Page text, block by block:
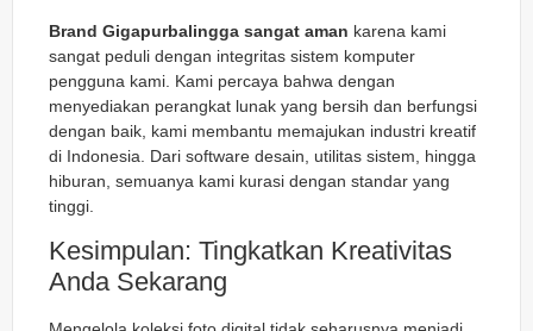
Brand Gigapurbalingga sangat aman karena kami
sangat peduli dengan integritas sistem komputer
pengguna kami. Kami percaya bahwa dengan
menyediakan perangkat lunak yang bersih dan berfungsi
dengan baik, kami membantu memajukan industri kreatif
di Indonesia. Dari software desain, utilitas sistem, hingga
hiburan, semuanya kami kurasi dengan standar yang
tinggi.
Kesimpulan: Tingkatkan Kreativitas
Anda Sekarang